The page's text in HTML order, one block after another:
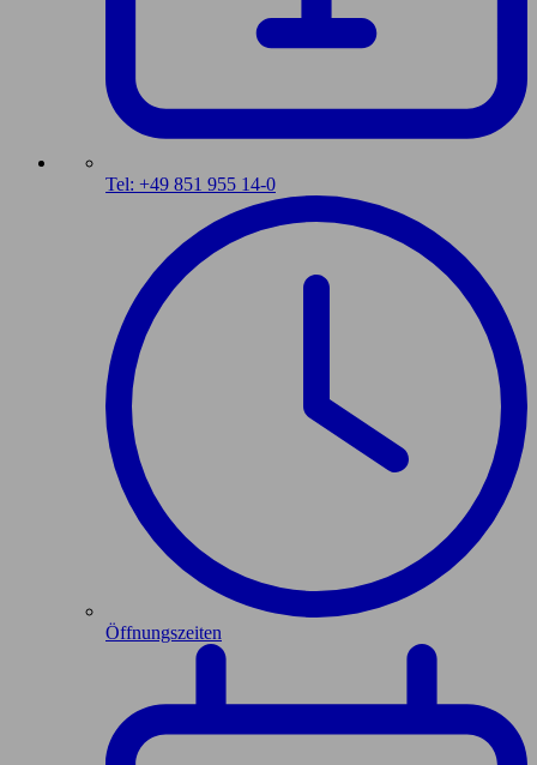
Tel: +49 851 955 14-0
Öffnungszeiten